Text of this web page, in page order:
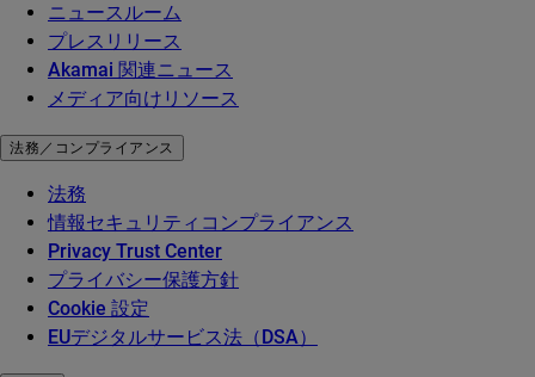
ニュースルーム
プレスリリース
Akamai 関連ニュース
メディア向けリソース
法務／コンプライアンス
法務
情報セキュリティコンプライアンス
Privacy Trust Center
プライバシー保護方針
Cookie 設定
EUデジタルサービス法（DSA）